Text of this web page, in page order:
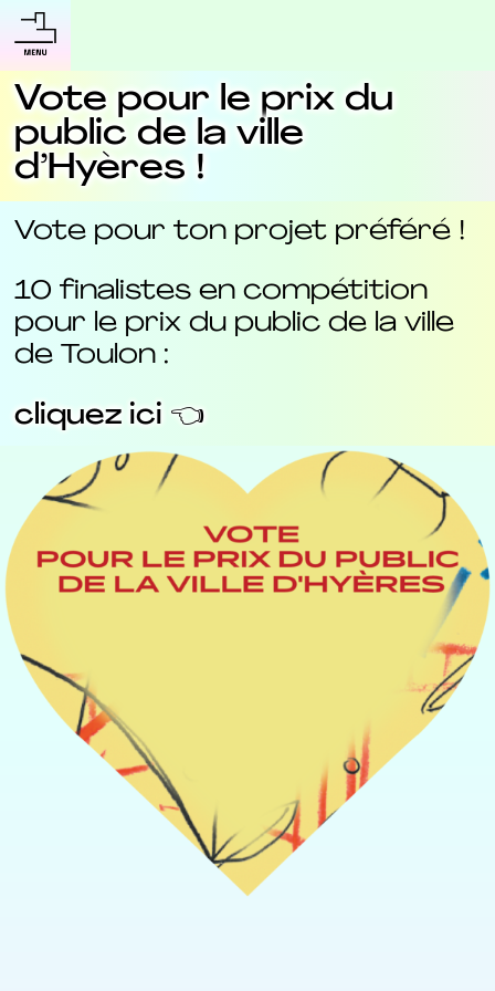
Vote pour le prix du
public de la ville
d’Hyères !
Vote pour ton projet préféré !
10 finalistes en compétition
pour le prix du public de la ville
de Toulon :
cliquez ici 👈